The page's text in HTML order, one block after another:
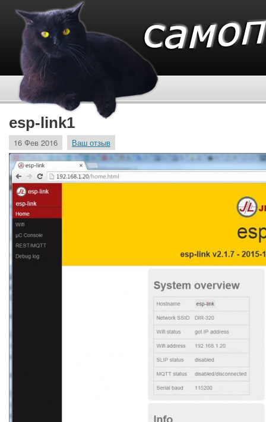
esp-link1
16 Фев 2016 Ваш отзыв